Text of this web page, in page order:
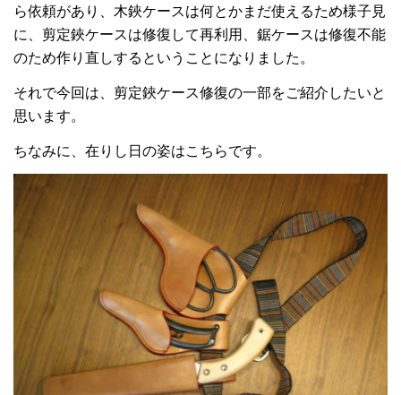
ら依頼があり、木鋏ケースは何とかまだ使えるため様子見
に、剪定鋏ケースは修復して再利用、鋸ケースは修復不能
のため作り直しするということになりました。
それで今回は、剪定鋏ケース修復の一部をご紹介したいと
思います。
ちなみに、在りし日の姿はこちらです。